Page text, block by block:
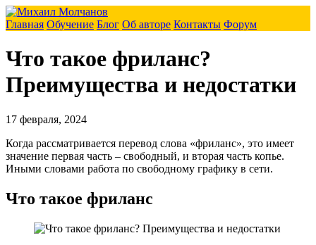
Главная Обучение Блог Об авторе Контакты Форум
Что такое фриланс?
Преимущества и недостатки
17 февраля, 2024
Когда рассматривается перевод слова «фриланс», это имеет
значение первая часть – свободный, и вторая часть копье.
Иными словами работа по свободному графику в сети.
Что такое фриланс